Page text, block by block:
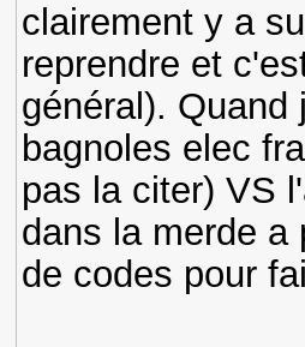
clairement y a
reprendre et
général).
bagnoles elec
pas la citer) VS
dans la merde a
de codes pour